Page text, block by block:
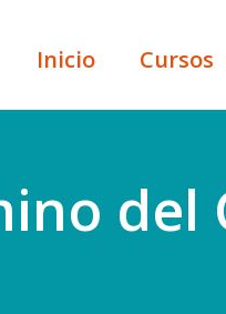
Inicio Cursos
del